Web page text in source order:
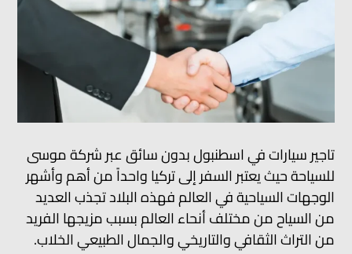
تاجير سيارات في اسطنبول بدون سائق عبر شركة موسى
للسياحة حيث يعتبر السفر إلى تركيا واحداً من أهم وأشهر
الوجهات السياحية في العالم فهذه البلاد تجذب العديد
من السياح من مختلف أنحاء العالم بسبب مزيجها الفريد
من التراث الثقافي والتاريخي والجمال الطبيعي الخلاب.